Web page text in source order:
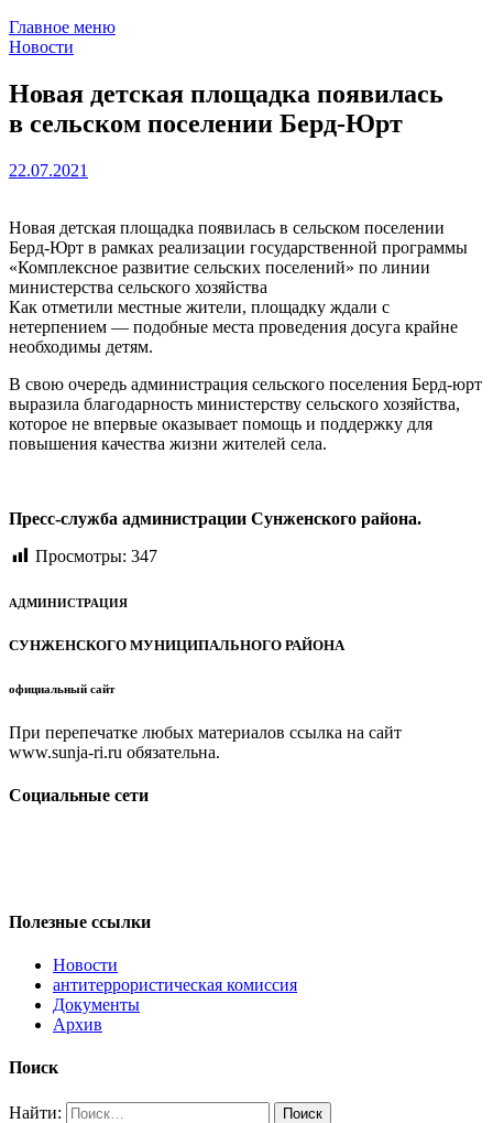
Главное меню
Новости
Новая детская площадка появилась
в сельском поселении Берд-Юрт
22.07.2021
Новая детская площадка появилась в сельском поселении
Берд-Юрт в рамках реализации государственной программы
«Комплексное развитие сельских поселений» по линии
министерства сельского хозяйства
Как отметили местные жители, площадку ждали с
нетерпением — подобные места проведения досуга крайне
необходимы детям.
В свою очередь администрация сельского поселения Берд-юрт
выразила благодарность министерству сельского хозяйства,
которое не впервые оказывает помощь и поддержку для
повышения качества жизни жителей села.
Пресс-служба администрации Сунженского района.
Просмотры: 347
АДМИНИСТРАЦИЯ
СУНЖЕНСКОГО МУНИЦИПАЛЬНОГО РАЙОНА
официальный сайт
При перепечатке любых материалов ссылка на сайт
www.sunja-ri.ru обязательна.
Социальные сети
Полезные ссылки
Новости
антитеррористическая комиссия
Документы
Архив
Поиск
Найти: